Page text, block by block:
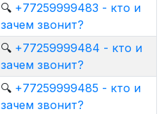
🔍 +77259999483 - кто и
зачем звонит?
🔍 +77259999484 - кто и
зачем звонит?
🔍 +77259999485 - кто и
зачем звонит?